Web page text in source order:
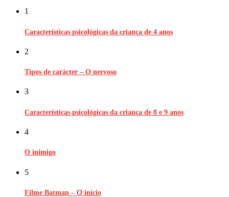
1
Características psicológicas da criança de 4 anos
2
Tipos de carácter – O nervoso
3
Características psicológicas da criança de 8 e 9 anos
4
O inimigo
5
Filme Batman – O início